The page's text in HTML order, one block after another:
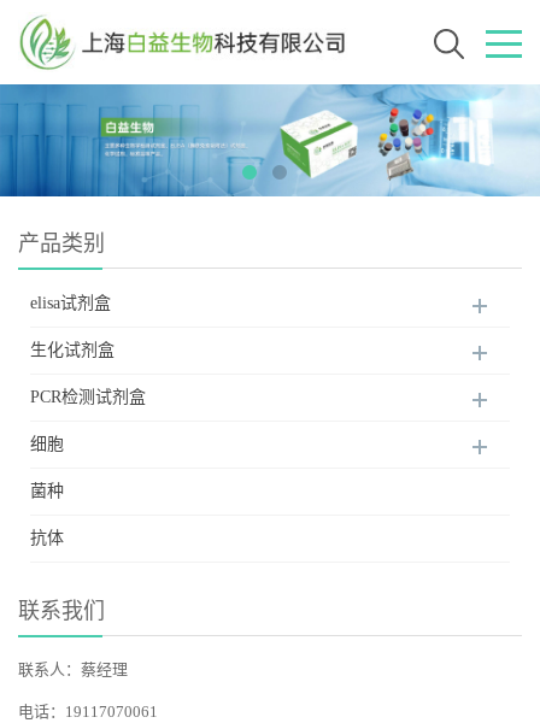
产品类别
elisa试剂盒
生化试剂盒
PCR检测试剂盒
细胞
菌种
抗体
联系我们
联系人：蔡经理
电话：19117070061